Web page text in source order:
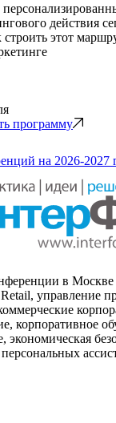
действия
строить этот
программу
на 2026-2027
в
управление
корпоративное
экономическая